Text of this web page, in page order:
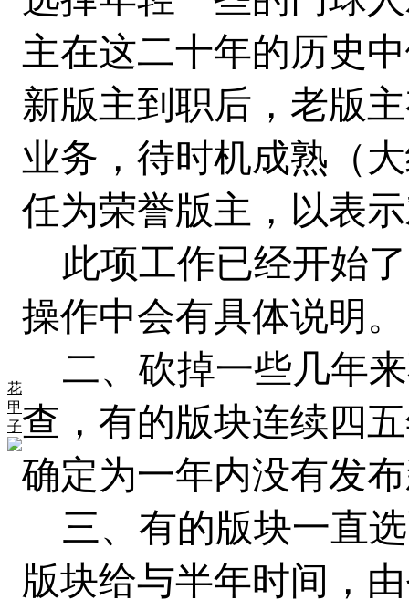
花
甲
子
主在这二十年的历史
新版主到职后，老版
业务，待时机成熟（
任为荣誉版主，以表
此项工作已经开始
操作中会有具体说明。
二、砍掉一些几年
查，有的版块连续四
确定为一年内没有发
三、有的版块一直
版块给与半年时间，